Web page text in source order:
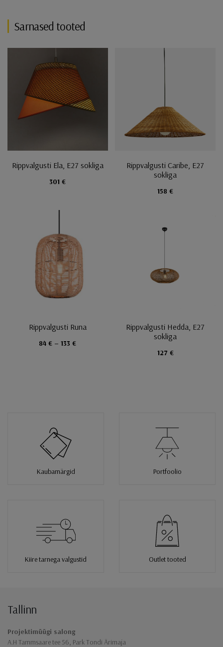
Sarnased tooted
Rippvalgusti Ela, E27 sokliga
301 €
Rippvalgusti Caribe, E27
sokliga
158 €
Rippvalgusti Runa
84 € – 133 €
Rippvalgusti Hedda, E27
sokliga
127 €
Kaubamärgid Portfoolio
Kiire tarnega valgustid Outlet tooted
Jaluse navigatsioon
Tallinn
Projektimüügi salong
A.H Tammsaare tee 56, Park Tondi Ärimaja